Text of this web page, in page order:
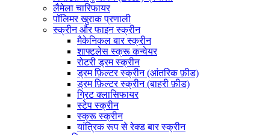
लैमेला चारिफायर
पॉलिमर खुराक प्रणाली
स्क्रीन और फाइन स्क्रीन
मैकेनिकल बार स्क्रीन
शाफ्टलेस स्क्रू कन्वेयर
रोटरी ड्रम स्क्रीन
ड्रम फ़िल्टर स्क्रीन (आंतरिक फ़ीड)
ड्रम फ़िल्टर स्क्रीन (बाहरी फ़ीड)
ग्रिट क्लासिफायर
स्टेप स्क्रीन
स्क्रू स्क्रीन
यांत्रिक रूप से रेक्ड बार स्क्रीन